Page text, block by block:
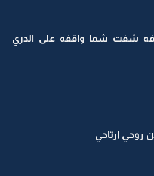
شفت شما واقفه على الدري
ارتاحي